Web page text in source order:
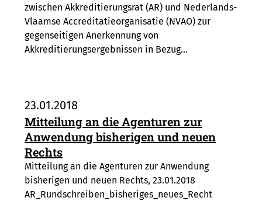
zwischen Akkreditierungsrat (AR) und Nederlands-
Vlaamse Accreditatieorganisatie (NVAO) zur
gegenseitigen Anerkennung von
Akkreditierungsergebnissen in Bezug…
23.01.2018
Mitteilung an die Agenturen zur
Anwendung bisherigen und neuen
Rechts
Mitteilung an die Agenturen zur Anwendung
bisherigen und neuen Rechts, 23.01.2018
AR_Rundschreiben_bisheriges_neues_Recht